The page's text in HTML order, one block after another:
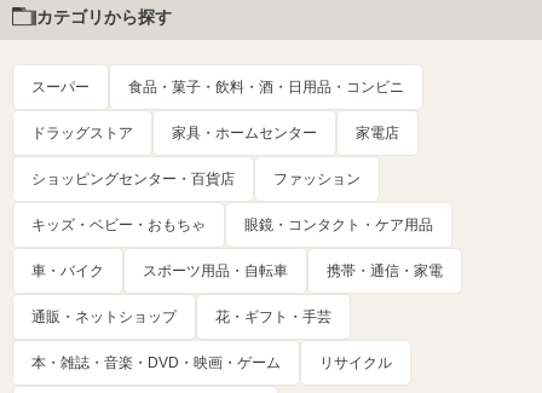
カテゴリから探す
スーパー 食品・菓子・飲料・酒・日用品・コンビニ
ドラッグストア 家具・ホームセンター 家電店
ショッピングセンター・百貨店 ファッション
キッズ・ベビー・おもちゃ 眼鏡・コンタクト・ケア用品
車・バイク スポーツ用品・自転車 携帯・通信・家電
通販・ネットショップ 花・ギフト・手芸
本・雑誌・音楽・DVD・映画・ゲーム リサイクル